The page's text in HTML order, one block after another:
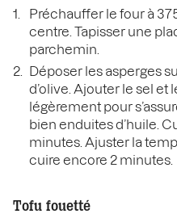
Préchauffer le four à
centre. Tapisser une
parchemin.
Déposer les asperges
d’olive. Ajouter le sel et
légèrement pour
bien enduites d’huile.
minutes. Ajuster la
cuire encore 2 minutes.
Tofu fouetté